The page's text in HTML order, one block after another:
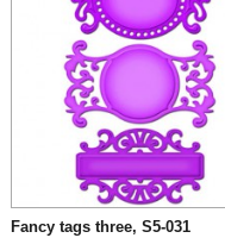
Fancy tags three, S5-031